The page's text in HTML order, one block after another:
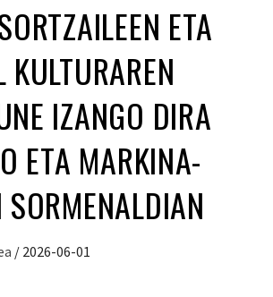
ETA
KULTURAREN
IZANGO DIRA
ETA MARKINA-
/ 2026-06-01